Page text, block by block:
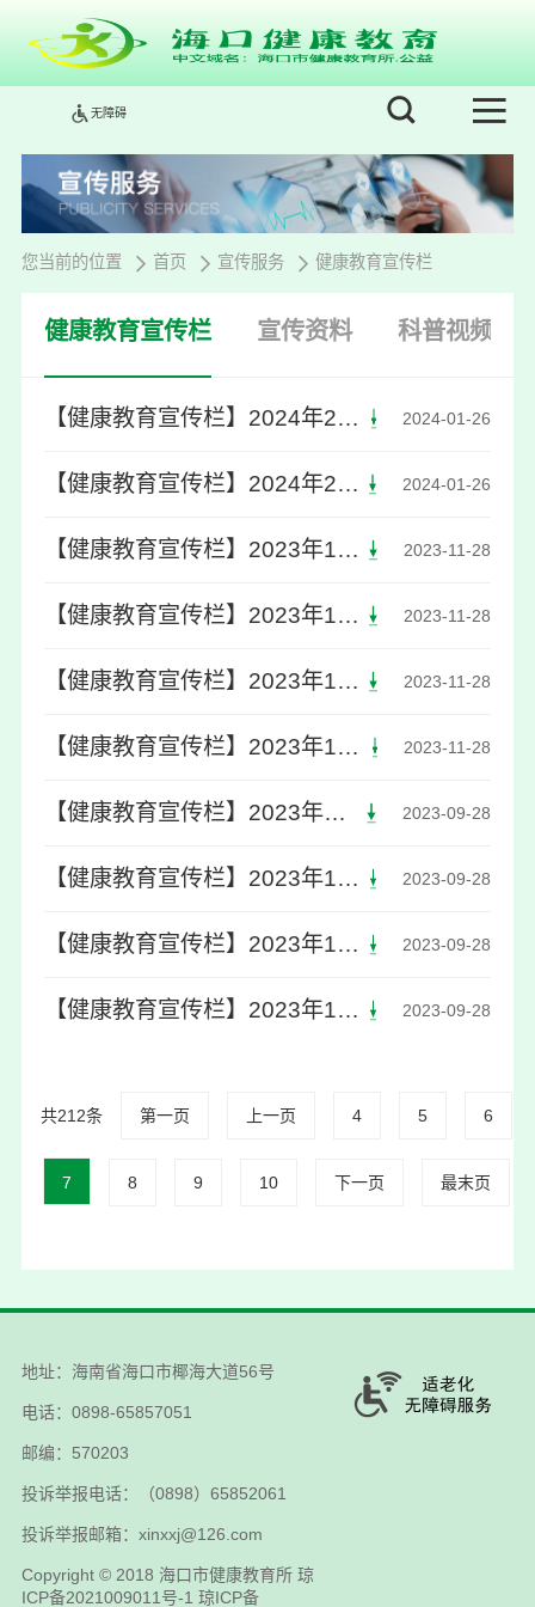
无障碍
您当前的位置 首页 宣传服务 健康教育宣传栏
健康教育宣传栏 宣传资料 科普视频
【健康教育宣传栏】2024年2月第一期新冠病毒JN.1变异株，你需要了解的都在这里 2024-01-26
【健康教育宣传栏】2024年2月第一期海口市发布食品安全消费提示 2024-01-26
【健康教育宣传栏】2023年12月第六期网购食品安全消费提示 2023-11-28
【健康教育宣传栏】2023年12月第六期支原体肺炎，你了解吗？ 2023-11-28
【健康教育宣传栏】2023年12月第六期2+3健康服务之糖尿病 2023-11-28
【健康教育宣传栏】2023年12月第六期高危性行为后还能补救吗？抓 住黄金72小时！ 2023-11-28
【健康教育宣传栏】2023年10月第五期台风来临前的准备 2023-09-28
【健康教育宣传栏】2023年10月第五期假期出行早安排，登革热预防不能少！ 2023-09-28
【健康教育宣传栏】2023年10月第五期“红眼病”高发期，如何预防是关键 2023-09-28
【健康教育宣传栏】2023年10月第五期2+3健康服务之关于肝炎，你知道多少？ 2023-09-28
共212条 第一页 上一页 4 5 6
7 8 9 10 下一页 最末页
地址：海南省海口市椰海大道56号
电话：0898-65857051
邮编：570203
投诉举报电话：（0898）65852061
投诉举报邮箱：xinxxj@126.com
Copyright © 2018 海口市健康教育所 琼
ICP备2021009011号-1 琼ICP备